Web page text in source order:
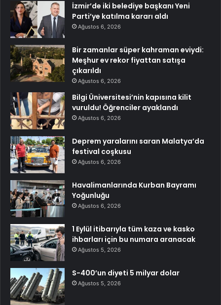
İzmir’de iki belediye başkanı Yeni
Parti’ye katılma kararı aldı
Ağustos 6, 2026
Bir zamanlar süper kahraman eviydi:
Meşhur ev rekor fiyattan satışa
çıkarıldı
Ağustos 6, 2026
Bilgi Üniversitesi’nin kapısına kilit
vuruldu! Öğrenciler ayaklandı
Ağustos 6, 2026
Deprem yaralarını saran Malatya’da
festival coşkusu
Ağustos 6, 2026
Havalimanlarında Kurban Bayramı
Yoğunluğu
Ağustos 6, 2026
1 Eylül itibarıyla tüm kaza ve kasko
ihbarları için bu numara aranacak
Ağustos 5, 2026
S-400’un diyeti 5 milyar dolar
Ağustos 5, 2026